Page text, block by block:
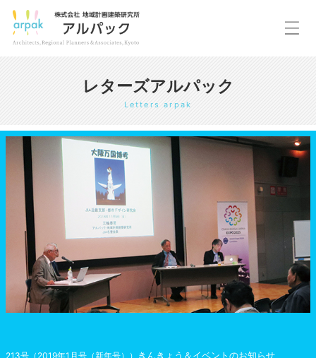
レターズアルパック
Letters arpak
213号（2019年1月号（新年号）） きんきょう＆イベントのお知らせ